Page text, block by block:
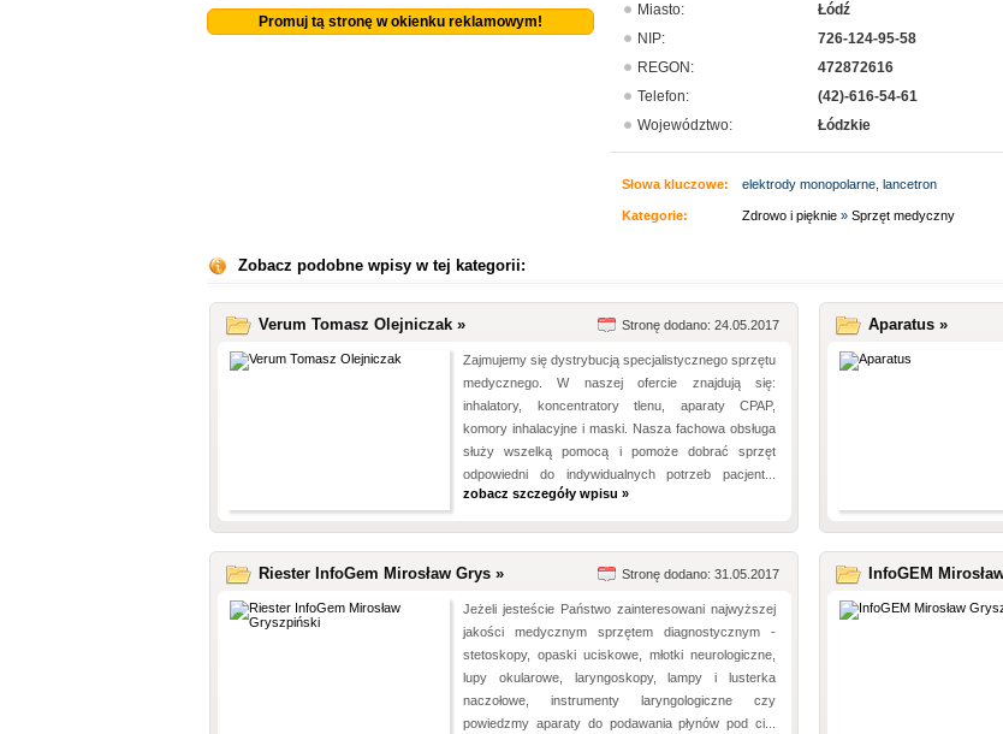
Promuj tą stronę w okienku reklamowym!
Miasto:
Łódź
NIP:
726-124-95-58
REGON:
472872616
Telefon:
(42)-616-54-61
Województwo:
Łódzkie
Słowa kluczowe: elektrody monopolarne, lancetron
Kategorie: Zdrowo i pięknie » Sprzęt medyczny
Zobacz podobne wpisy w tej kategorii:
Verum Tomasz Olejniczak » Stronę dodano: 24.05.2017
Zajmujemy się dystrybucją specjalistycznego sprzętu
medycznego. W naszej ofercie znajdują się:
inhalatory, koncentratory tlenu, aparaty CPAP,
komory inhalacyjne i maski. Nasza fachowa obsługa
służy wszelką pomocą i pomoże dobrać sprzęt
odpowiedni do indywidualnych potrzeb pacjent...
zobacz szczegóły wpisu »
Aparatus »
Riester InfoGem Mirosław Grys » Stronę dodano: 31.05.2017
Jeżeli jesteście Państwo zainteresowani najwyższej
jakości medycznym sprzętem diagnostycznym -
stetoskopy, opaski uciskowe, młotki neurologiczne,
lupy okularowe, laryngoskopy, lampy i lusterka
naczołowe, instrumenty laryngologiczne czy
powiedzmy aparaty do podawania płynów pod ci...
InfoGEM